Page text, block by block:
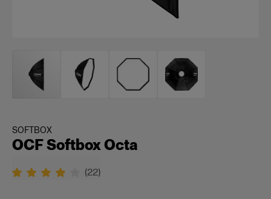
SOFTBOX
OCF Softbox Octa
(22)